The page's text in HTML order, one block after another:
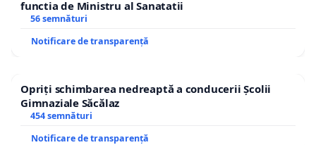
functia de Ministru al Sanatatii
56 semnături
Notificare de transparență
Opriți schimbarea nedreaptă a conducerii Școlii
Gimnaziale Săcălaz
454 semnături
Notificare de transparență